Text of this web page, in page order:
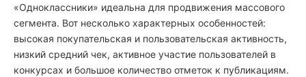
«Одноклассники» идеальна для продвижения массового
сегмента. Вот несколько характерных особенностей:
высокая покупательская и пользовательская активность,
низкий средний чек, активное участие пользователей в
конкурсах и большое количество отметок к публикациям.